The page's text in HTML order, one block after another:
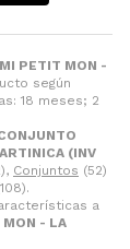
PETIT MON -
según
18 meses; 2
(INV
Conjuntos (52)
a
MON - LA